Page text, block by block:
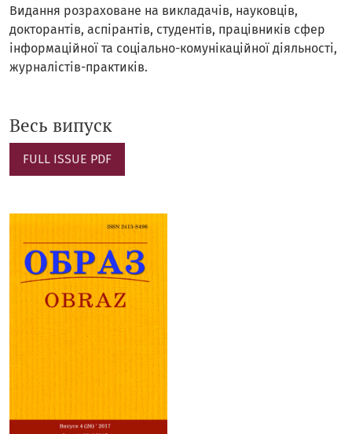
Видання розраховане на викладачів, науковців,
докторантів, аспірантів, студентів, працівників сфер
інформаційної та соціально-комунікаційної діяльності,
журналістів-практиків.
Весь випуск
FULL ISSUE PDF